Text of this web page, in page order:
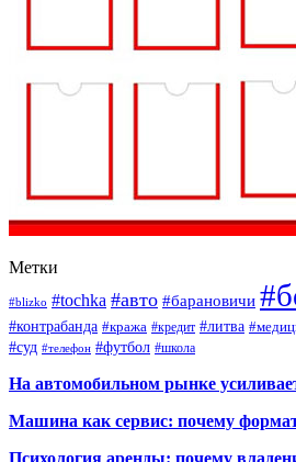
Метки
#blizko #tochka #авто #барановичи
#контрабанда #кража #кредит #литва
#суд #телефон #футбол #школа
На автомобильном рынке
Машина как сервис: почему
Психология аренды: почему